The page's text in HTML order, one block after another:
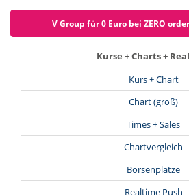
V Group für 0 Euro bei ZERO
Kurse + Charts +
Kurs + Chart
Chart (groß)
Times + Sales
Chartvergleich
Börsenplätze
Realtime Push